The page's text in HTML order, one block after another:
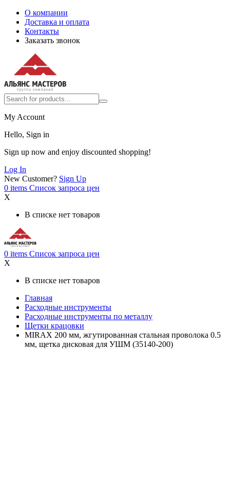
О компании
Доставка и оплата
Контакты
Заказать звонок
My Account
Hello, Sign in
Sign up now and enjoy discounted shopping!
Log In
New Customer? Sign Up
0 items Список запроса цен
X
В списке нет товаров
0 items Список запроса цен
X
В списке нет товаров
Главная
Расходные инструменты
Расходные инструменты по металлу
Щетки крацовки
MIRAX 200 мм, жгутированная стальная проволока 0.5
мм, щетка дисковая для УШМ (35140-200)